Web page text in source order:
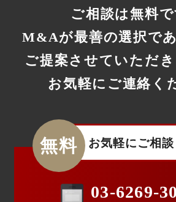
ご相談は無料で
M&Aが最善の選択で
ご提案させていただき
お気軽にご連絡く
無料 お気軽にご相
03-6269-